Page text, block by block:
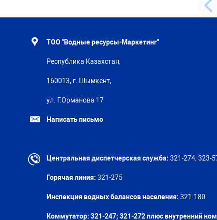
ТОО "Водные ресурсы-Маркетинг"
Республика Казахстан,
160013, г. Шымкент,
ул. Г.Орманова 17
Написать письмо
Центральная диспетчерская служба: 321-274, 323-
Горячая линия: 321-275
Инспекция водных балансов населения: 321-180
Коммутатор: 321-247; 321-272 плюс внутренний